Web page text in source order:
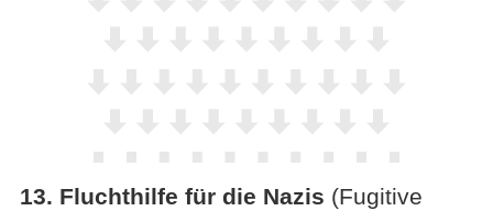
13. Fluchthilfe für die Nazis (Fugitive